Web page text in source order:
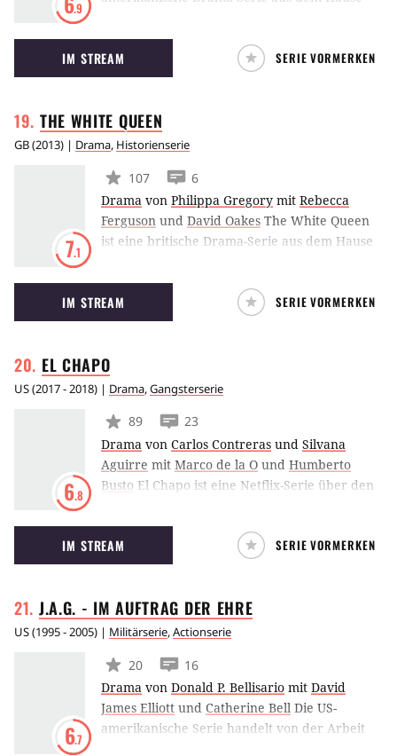
.9
Michelle Monaghan geraten in die Fänge von
Hugh Dancy, der eine zwielichtige
Glaubensgemeinschaft leitet.
IM STREAM SERIE VORMERKEN
THE WHITE QUEEN
GB(2013) | Drama, Historienserie
7.1
107
6
Drama von Philippa Gregory mit Rebecca
Ferguson und David Oakes The White Queen
ist eine britische Drama-Serie aus dem Hause
der Streit darum, wer der rechtmäßige König
von England ist. Drei Frauen sind in den
Machtstreit involviert: Elizabeth Woodville,
Serie basiert auf dem Roman The Cousins’
War von Philippa Gregory.
IM STREAM SERIE VORMERKEN
EL CHAPO
US(2017 - 2018) | Drama,Gangsterserie
6.8
89
23
Drama von Carlos Contreras und Silvana
Aguirre mit Marco de la O und Humberto
Busto El Chapo ist eine Netflix-Serie über den
Joaquin "El Chapo" Guzman, der 2015
Schlagzeilen machte, als er aus seinem
Gefängnis flüchtete. Die einzelnen Episoden
Kriminellen, der von Marco de la O verkörpert
wird.
IM STREAM SERIE VORMERKEN
J.A.G. - IM AUFTRAG DER EHRE
US(1995 - 2005) | Militärserie,Actionserie
6.7
20
16
Drama von Donald P. Bellisario mit David
James Elliott und Catherine Bell Die US-
amerikanische Serie handelt von der Arbeit